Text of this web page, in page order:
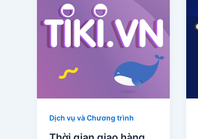
Dịch vụ và Chương trình